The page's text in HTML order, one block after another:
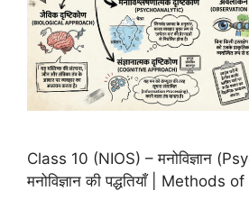
Class 10 (NIOS) – मनोविज्ञान
मनोविज्ञान की पद्धतियाँ | Methods